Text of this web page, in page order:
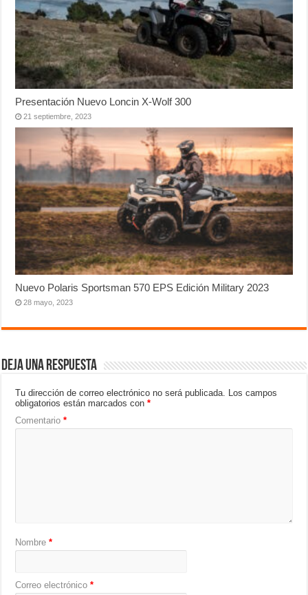
Presentación Nuevo Loncin X-Wolf 300
21 septiembre, 2023
Nuevo Polaris Sportsman 570 EPS Edición Military 2023
28 mayo, 2023
Deja una respuesta
Tu dirección de correo electrónico no será publicada. Los campos
obligatorios están marcados con*
Comentario*
Nombre*
Correo electrónico*